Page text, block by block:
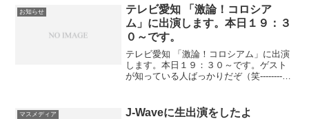
しました。活発な意見がでて、なかな
か、面白い会でした。...
お知らせ
テレビ愛知 「激論！コロシア
ム」に出演します。本日１９：３
０～です。
テレビ愛知 「激論！コロシアム」に出演
します。本日１９：３０～です。ゲスト
が知っている人ばっかりだぞ（笑------------
マスメディア J-Waveに生出演をしたよ